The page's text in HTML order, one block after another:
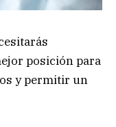
posición para
y permitir un